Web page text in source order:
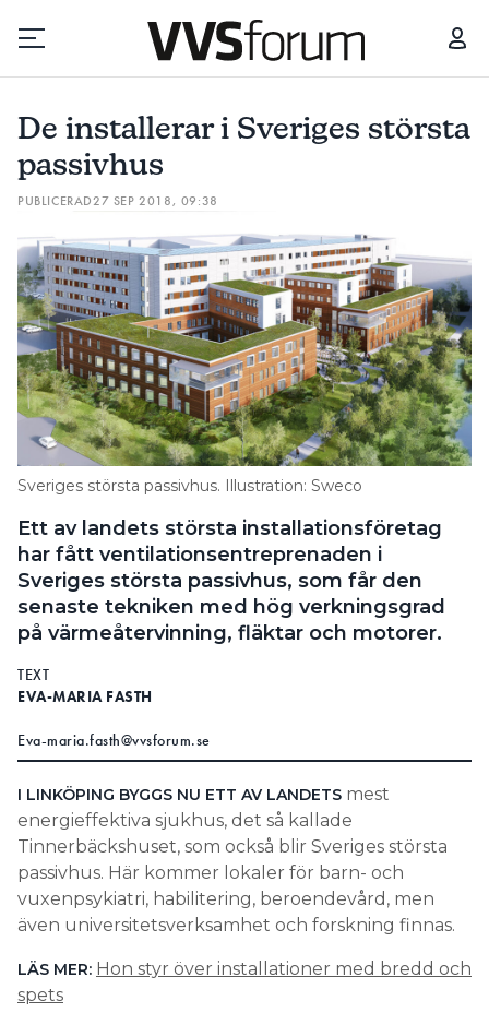
Prenumerera
Hantera prenumeration
Lediga jobb
Annonsera
Läs E-tidningen
Om tidningen
Kontakt
Search for:
De installerar i Sveriges största
passivhus
PUBLICERAD27 SEP 2018, 09:38
Sveriges största passivhus. Illustration: Sweco
Ett av landets största installationsföretag
har fått ventilationsentreprenaden i
Sveriges största passivhus, som får den
senaste tekniken med hög verkningsgrad
på värmeåtervinning, fläktar och motorer.
TEXT
EVA-MARIA FASTH
Eva-maria.fasth@vvsforum.se
I LINKÖPING BYGGS NU ETT AV LANDETS mest
energieffektiva sjukhus, det så kallade
Tinnerbäckshuset, som också blir Sveriges största
passivhus. Här kommer lokaler för barn- och
vuxenpsykiatri, habilitering, beroendevård, men
även universitetsverksamhet och forskning finnas.
LÄS MER: Hon styr över installationer med bredd och
spets
DE INSTALLERAR I SVERIGES STÖRSTA PASSIVHUS